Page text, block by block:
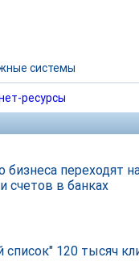
системы
ресурсы
бизнеса переходят
счетов в банках
120 тысяч